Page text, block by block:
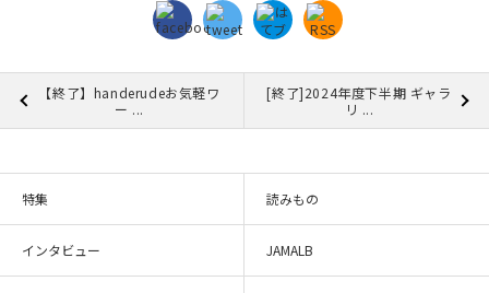
【終了】handerudeお気軽ワ
ー ...
[終了]2024年度下半期 ギャラ
リ ...
特集 読みもの
インタビュー JAMALB